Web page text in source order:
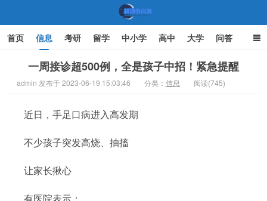
首页 信息 考研 留学 中小学 高中 大学 问答
家庭教育
一周接诊超500例，全是孩子中招！紧急提醒
admin 发布于 2023-06-19 15:03:46 分类： 信息 阅读(745)
近日，手足口病进入高发期
不少孩子突发高烧、抽搐
让家长揪心